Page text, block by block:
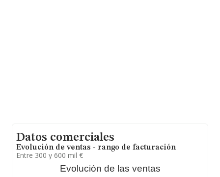
Datos comerciales
Evolución de ventas - rango de facturación
Entre 300 y 600 mil €
Evolución de las ventas